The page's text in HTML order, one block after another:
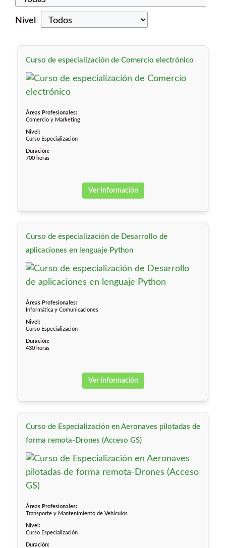
Nivel
Curso de especialización de Comercio electrónico
Áreas Profesionales:
Comercio y Marketing
Nivel:
Curso Especialización
Duración:
700 horas
Ver Información
Curso de especialización de Desarrollo de
aplicaciones en lenguaje Python
Áreas Profesionales:
Informática y Comunicaciones
Nivel:
Curso Especialización
Duración:
430 horas
Ver Información
Curso de Especialización en Aeronaves pilotadas de
forma remota-Drones (Acceso GS)
Áreas Profesionales:
Transporte y Mantenimiento de Vehículos
Nivel:
Curso Especialización
Duración: